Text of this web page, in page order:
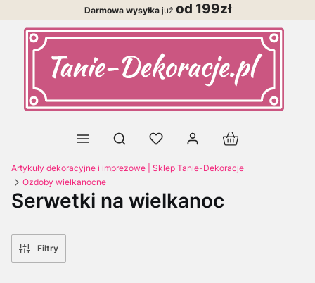
Darmowa wysyłkajuż od 199zł
Otwórz wyszukiwarkę Produkty w
Artykuły dekoracyjne i imprezowe | Sklep Tanie-Dekoracje
Ozdoby wielkanocne
Serwetki na wielkanoc
Filtry